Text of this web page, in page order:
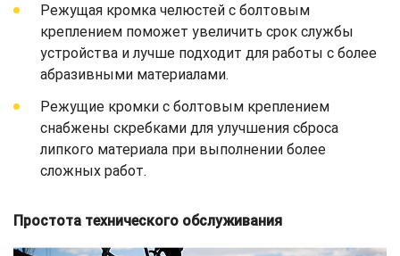
Режущая кромка челюстей с болтовым
креплением поможет увеличить срок службы
устройства и лучше подходит для работы с более
абразивными материалами.
Режущие кромки с болтовым креплением
снабжены скребками для улучшения сброса
липкого материала при выполнении более
сложных работ.
Простота технического обслуживания